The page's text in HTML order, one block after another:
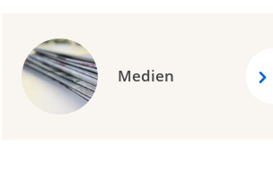
Medien